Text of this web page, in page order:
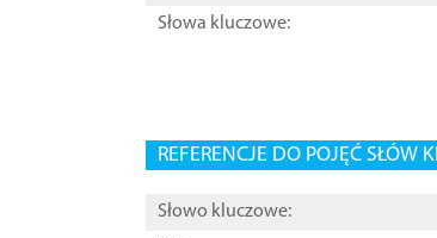
Słowa kluczowe:
REFERENCJE DO POJĘĆ SŁÓW
Słowo kluczowe: